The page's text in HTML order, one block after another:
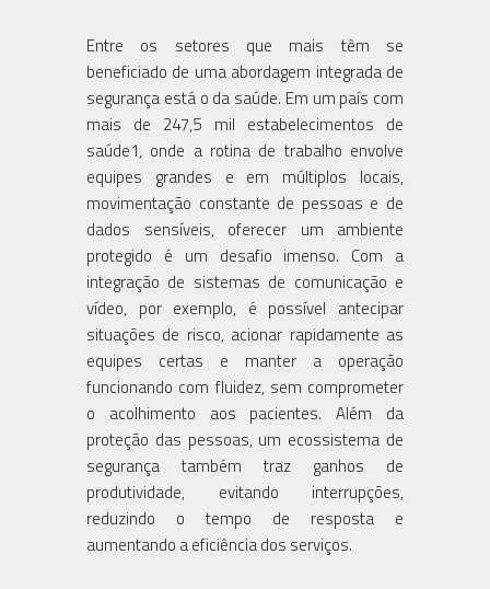
Entre os setores que mais têm se
beneficiado de uma abordagem integrada de
segurança está o da saúde. Em um país com
mais de 247,5 mil estabelecimentos de
saúde1, onde a rotina de trabalho envolve
equipes grandes e em múltiplos locais,
movimentação constante de pessoas e de
dados sensíveis, oferecer um ambiente
protegido é um desafio imenso. Com a
integração de sistemas de comunicação e
vídeo, por exemplo, é possível antecipar
situações de risco, acionar rapidamente as
equipes certas e manter a operação
funcionando com fluidez, sem comprometer
o acolhimento aos pacientes. Além da
proteção das pessoas, um ecossistema de
segurança também traz ganhos de
produtividade, evitando interrupções,
reduzindo o tempo de resposta e
aumentando a eficiência dos serviços.